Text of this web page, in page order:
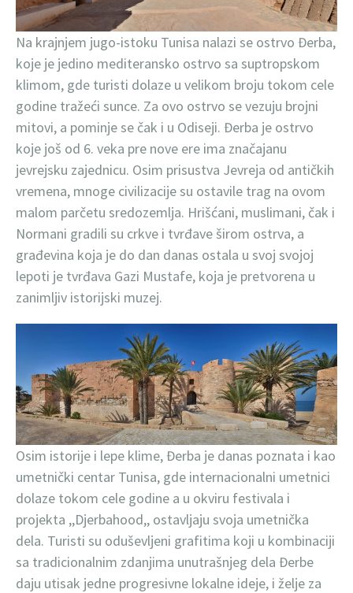
Na krajnjem jugo-istoku Tunisa nalazi se ostrvo Đerba,
koje je jedino mediteransko ostrvo sa suptropskom
klimom, gde turisti dolaze u velikom broju tokom cele
godine tražeći sunce. Za ovo ostrvo se vezuju brojni
mitovi, a pominje se čak i u Odiseji. Đerba je ostrvo
koje još od 6. veka pre nove ere ima značajanu
jevrejsku zajednicu. Osim prisustva Jevreja od antičkih
vremena, mnoge civilizacije su ostavile trag na ovom
malom parčetu sredozemlja. Hrišćani, muslimani, čak i
Normani gradili su crkve i tvrđave širom ostrva, a
građevina koja je do dan danas ostala u svoj svojoj
lepoti je tvrđava Gazi Mustafe, koja je pretvorena u
zanimljiv istorijski muzej.
Osim istorije i lepe klime, Đerba je danas poznata i kao
umetnički centar Tunisa, gde internacionalni umetnici
dolaze tokom cele godine a u okviru festivala i
projekta ,,Djerbahood,, ostavljaju svoja umetnička
dela. Turisti su oduševljeni grafitima koji u kombinaciji
sa tradicionalnim zdanjima unutrašnjeg dela Đerbe
daju utisak jedne progresivne lokalne ideje, i želje za